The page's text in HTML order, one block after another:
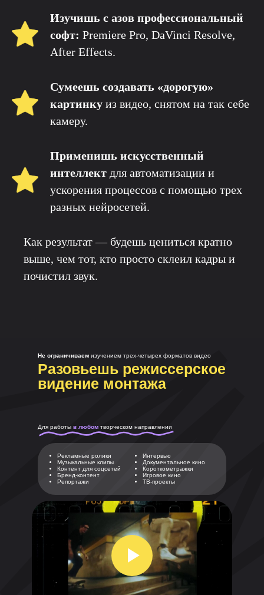
Изучишь с азов профессиональный
софт: Premiere Pro, DaVinci Resolve,
After Effects.
Сумеешь создавать «дорогую»
картинку из видео, снятом на так себе
камеру.
Применишь искусственный
интеллект для автоматизации и
ускорения процессов с помощью трех
разных нейросетей.
Как результат — будешь цениться кратно
выше, чем тот, кто просто склеил кадры и
почистил звук.
Разовьешь режиссерское
видение монтажа
Для работы в любом творческом направлении
Не ограничиваем изучением трех-четырех форматов видео
Рекламные ролики
Музыкальные клипы
Контент для соцсетей
Бренд-контент
Репортажи
Интервью
Документальное кино
Короткометражки
Игровое кино
ТВ-проекты